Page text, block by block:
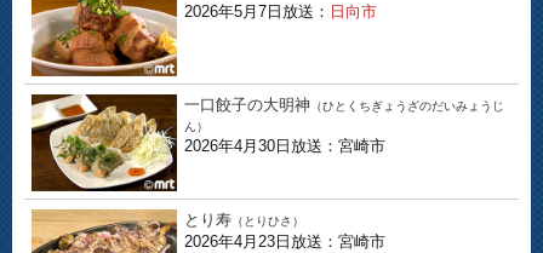
2026年5月7日放送： 日向市
一口餃子の大明神 （ひとくちぎょうざのだいみょうじ
ん）
2026年4月30日放送：宮崎市
とり寿 （とりひさ）
2026年4月23日放送：宮崎市